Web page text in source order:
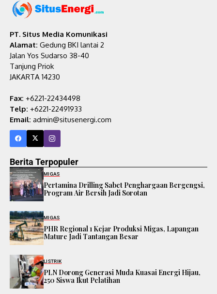
PT. Situs Media Komunikasi
Alamat: Gedung BKI lantai 2
Jalan Yos Sudarso 38-40
Tanjung Priok
JAKARTA 14230
Fax: +6221-22434498
Telp: +6221-22491933
Email: admin@situsenergi.com
Berita Terpopuler
MIGAS
Pertamina Drilling Sabet Penghargaan Bergengsi,
Program Air Bersih Jadi Sorotan
MIGAS
PHR Regional 1 Kejar Produksi Migas, Lapangan
Mature Jadi Tantangan Besar
LISTRIK
PLN Dorong Generasi Muda Kuasai Energi Hijau,
250 Siswa Ikut Pelatihan